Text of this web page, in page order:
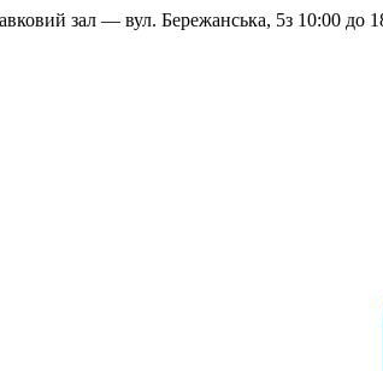
зал — вул. Бережанська, 5з 10:00 до